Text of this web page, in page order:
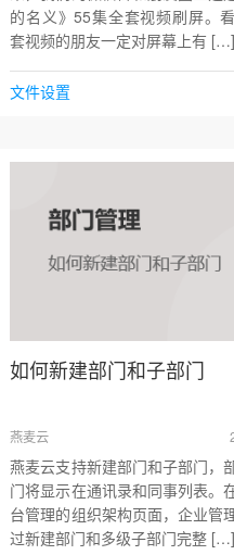
的名义》55集全套视频刷屏。
套视频的朋友一定对屏幕上有
文件设置
如何新建部门和子部门
燕麦云
燕麦云支持新建部门和子部门，
门将显示在通讯录和同事列表。
台管理的组织架构页面，企业管
过新建部门和多级子部门完整